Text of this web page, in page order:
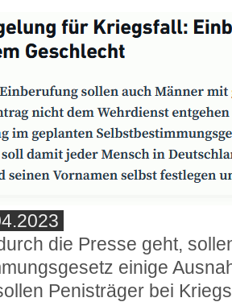
die Presse geht,
einige
Penisträger bei